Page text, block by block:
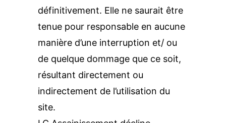
définitivement. Elle ne saurait être
tenue pour responsable en aucune
manière d’une interruption et/ ou
de quelque dommage que ce soit,
résultant directement ou
indirectement de l’utilisation du
site.